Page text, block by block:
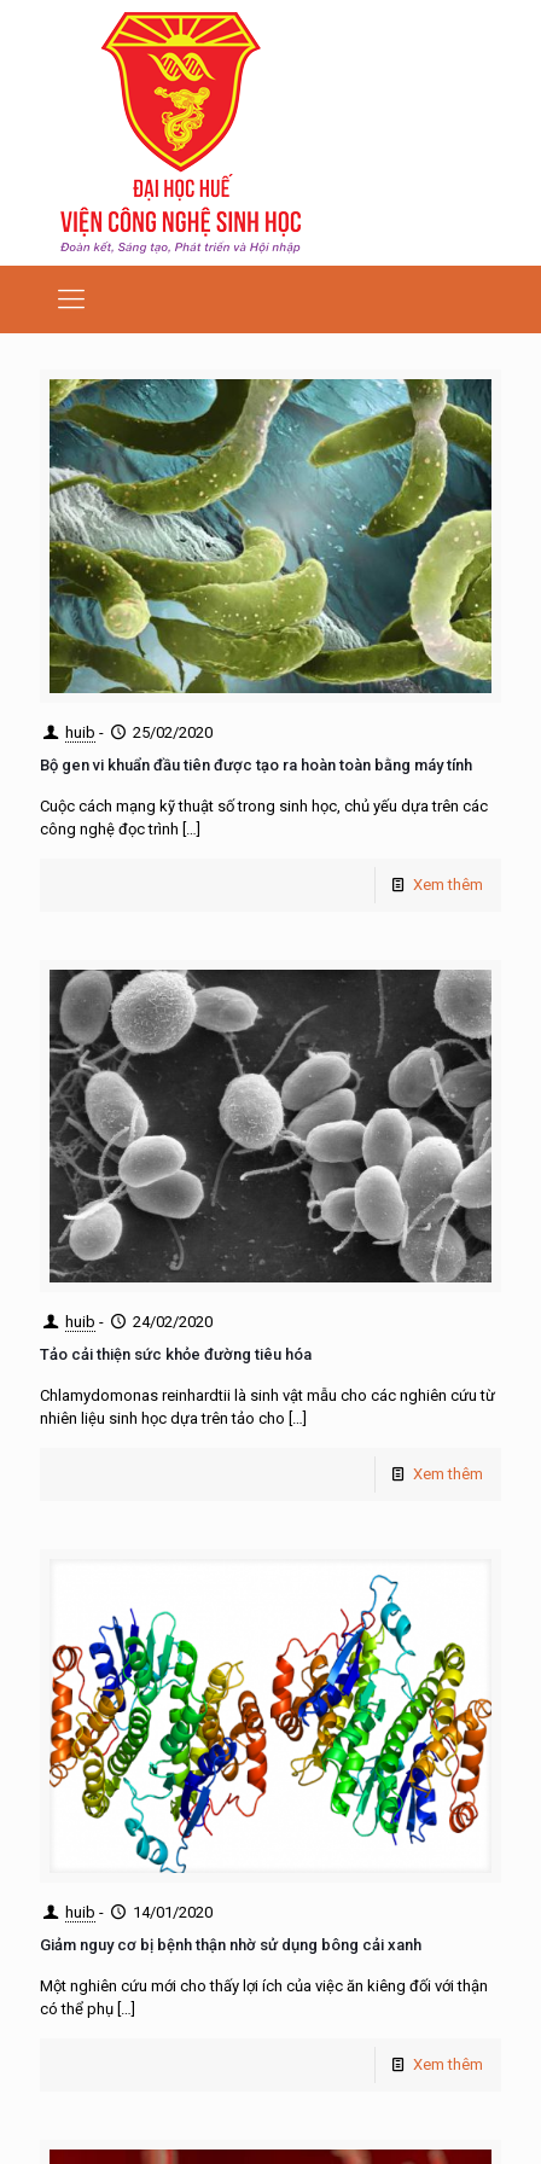
huib -
25/02/2020
Bộ gen vi khuẩn đầu tiên được tạo ra hoàn toàn bằng máy tính
Cuộc cách mạng kỹ thuật số trong sinh học, chủ yếu dựa trên các
công nghệ đọc trình […]
Xem thêm
huib -
24/02/2020
Tảo cải thiện sức khỏe đường tiêu hóa
Chlamydomonas reinhardtii là sinh vật mẫu cho các nghiên cứu từ
nhiên liệu sinh học dựa trên tảo cho […]
Xem thêm
huib -
14/01/2020
Giảm nguy cơ bị bệnh thận nhờ sử dụng bông cải xanh
Một nghiên cứu mới cho thấy lợi ích của việc ăn kiêng đối với thận
có thể phụ […]
Xem thêm